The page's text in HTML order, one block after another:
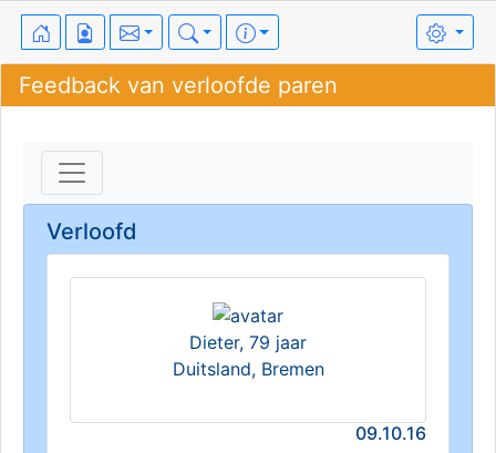
Feedback van verloofde paren
Verloofd
Dieter, 79 jaar
Duitsland, Bremen
09.10.16